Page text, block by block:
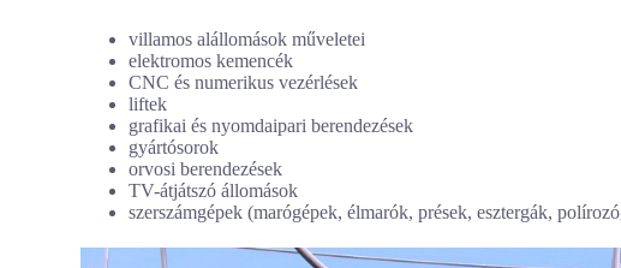
villamos alállomások műveletei
elektromos kemencék
CNC és numerikus vezérlések
liftek
grafikai és nyomdaipari berendezések
gyártósorok
orvosi berendezések
TV-átjátszó állomások
szerszámgépek (marógépek, élmarók, prések, esztergák,